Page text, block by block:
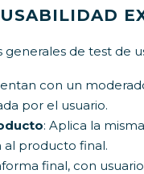
de test de
con un
por el usuario.
: Aplica la
al producto final.
final, con